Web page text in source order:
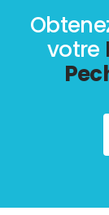
votre